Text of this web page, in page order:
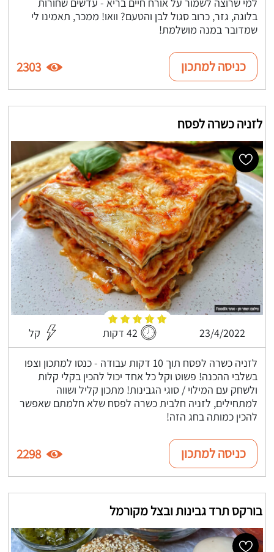
בלוגה, גזר, כרוב סגול לבן והטעם? וואו! ממכר, תאמינו לי
שמדובר במנה מושלמת!
כניסה למתכון 2303
לזניה כשרה לפסח
23/4/2022 42 דקות קל
לזניה כשרה לפסח תוך 10 דקות עבודה - כנסו למתכון וצפו
בשלבי ההכנה! פשוט וקל כל אחד יכול להכין בקלי קלות
ולשחק עם המילוי / סוגי הגבינות! מתכון קליל ושווה
למתחילים, לזניה חלבית כשרה לפסח שלא חלמתם שאפשר
להכין כמותה בחג הזה!
כניסה למתכון 2298
בורקס תרד גבינות ובצל מקורמל